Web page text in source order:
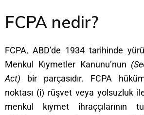
FCPA nedir?
FCPA, ABD’de 1934 tarihinde
Menkul Kıymetler Kanunu’nun
Act) bir parçasıdır. FCPA
noktası (i) rüşvet veya yolsuzluk
menkul kıymet ihraççılarının